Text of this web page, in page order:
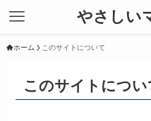
やさしい
ホーム このサイトについて
このサイトについ